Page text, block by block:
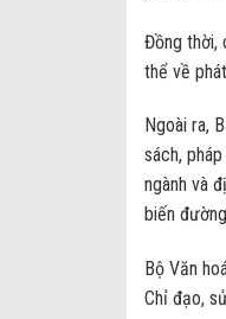
Đồng thời,
thể về
Ngoài ra,
sách,
ngành và
biến
Bộ Văn
Chỉ đạo,